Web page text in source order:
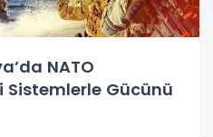
NATO
Sistemlerle Gücünü